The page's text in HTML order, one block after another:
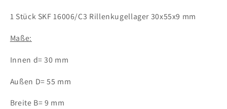
C3
C3
Kugellager
1 Stück SKF 16006/C3 Rillenkugellager 30x55x9 mm
Maße:
Innen d= 30 mm
Außen D= 55 mm
Breite B= 9 mm